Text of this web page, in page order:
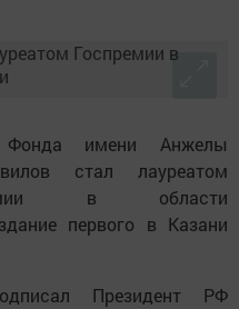
Фонда имени Анжелы
стал лауреатом
в области
первого в Казани
Президент РФ